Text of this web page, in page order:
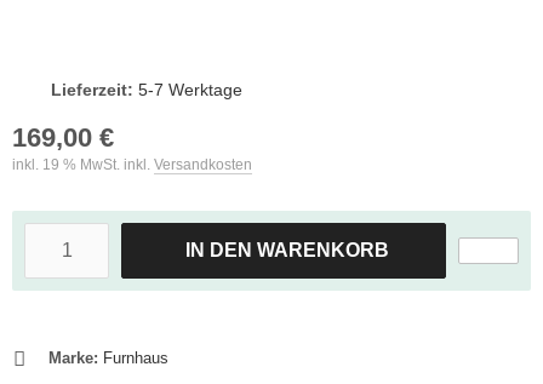
Lieferzeit: 5-7 Werktage
169,00 €
inkl. 19 % MwSt. inkl. Versandkosten
IN DEN WARENKORB
Marke: Furnhaus